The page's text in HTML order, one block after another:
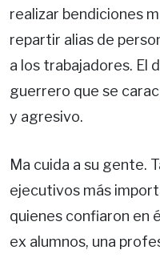
realizar bendiciones
repartir alias de
a los trabajadores. El
guerrero que se
y agresivo.
Ma cuida a su gente.
ejecutivos más
quienes confiaron en
ex alumnos, una